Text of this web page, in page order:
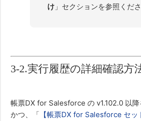
け 」セクションを参照くださ
3-2.実行履歴の詳細確認方
帳票DX for Salesforce の v1.102.0 以降
かつ、「 【帳票DX for Salesforce セッ